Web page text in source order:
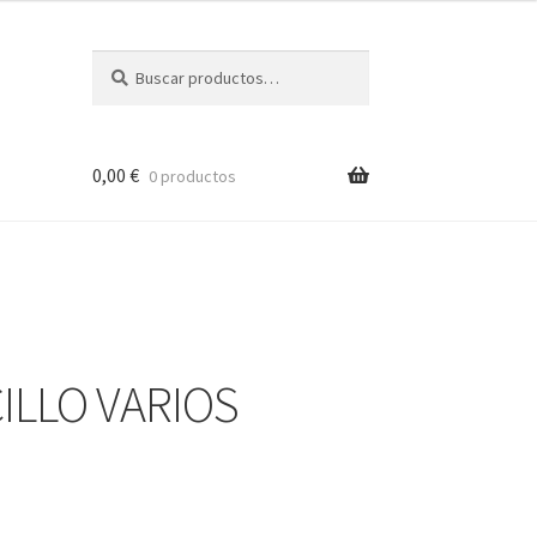
por:
0,00 € 0 productos
VARIOS